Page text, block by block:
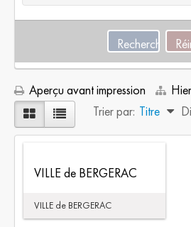
Aperçu avant impression
Trier par: Titre
VILLE de BERGERAC
VILLE de BERGERAC